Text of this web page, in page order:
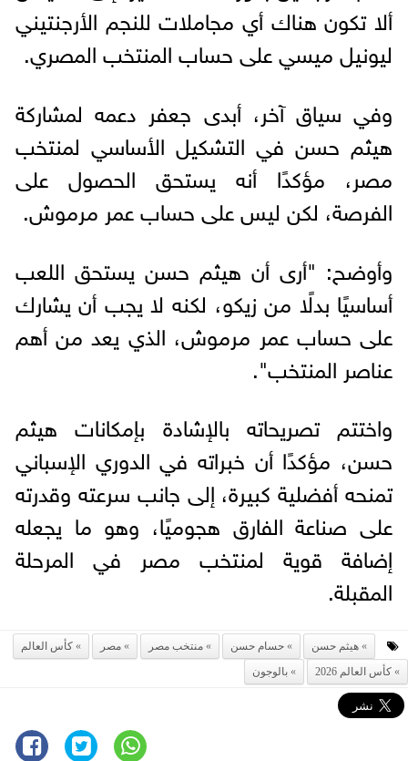
ألا تكون هناك أي مجاملات للنجم الأرجنتيني
ليونيل ميسي على حساب المنتخب المصري.
وفي سياق آخر، أبدى جعفر دعمه لمشاركة
هيثم حسن في التشكيل الأساسي لمنتخب
مصر، مؤكدًا أنه يستحق الحصول على
الفرصة، لكن ليس على حساب عمر مرموش.
وأوضح: "أرى أن هيثم حسن يستحق اللعب
أساسيًا بدلًا من زيكو، لكنه لا يجب أن يشارك
على حساب عمر مرموش، الذي يعد من أهم
عناصر المنتخب".
واختتم تصريحاته بالإشادة بإمكانات هيثم
حسن، مؤكدًا أن خبراته في الدوري الإسباني
تمنحه أفضلية كبيرة، إلى جانب سرعته وقدرته
على صناعة الفارق هجوميًا، وهو ما يجعله
إضافة قوية لمنتخب مصر في المرحلة
المقبلة.
هيثم حسن حسام حسن منتخب مصر مصر
كأس العالم
كأس العالم 2026
بالوجون